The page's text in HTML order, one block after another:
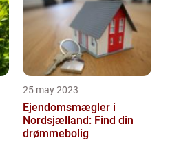
25 may 2023
Ejendomsmægler i
Nordsjælland: Find din
drømmebolig